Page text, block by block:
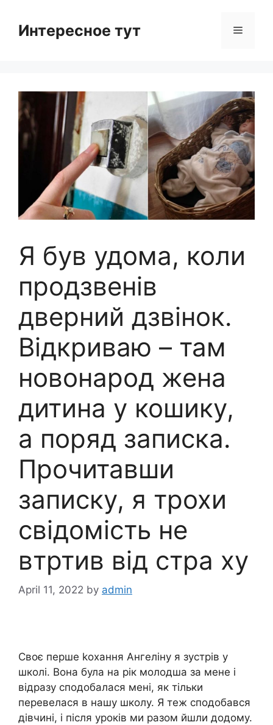
contentИнтересное тут Menu
Я був удома, коли
продзвенів
дверний дзвінок.
Відкриваю – там
новонарод жена
дитина у кошику,
а поряд записка.
Прочитавши
записку, я трохи
свідомість не
втртив від стра ху
April 11, 2022 by admin
Своє перше kохання Ангеліну я зустрів у
школі. Вона була на рік молодша за мене і
відразу сподобалася мені, як тільки
перевелася в нашу школу. Я теж сподобався
дівчині, і після уроків ми разом йшли додому.